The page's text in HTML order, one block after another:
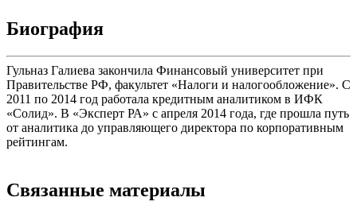
Биография
Гульназ Галиева закончила Финансовый университет при
Правительстве РФ, факультет «Налоги и налогообложение». С
2011 по 2014 год работала кредитным аналитиком в ИФК
«Солид». В «Эксперт РА» с апреля 2014 года, где прошла путь
от аналитика до управляющего директора по корпоративным
рейтингам.
Связанные материалы